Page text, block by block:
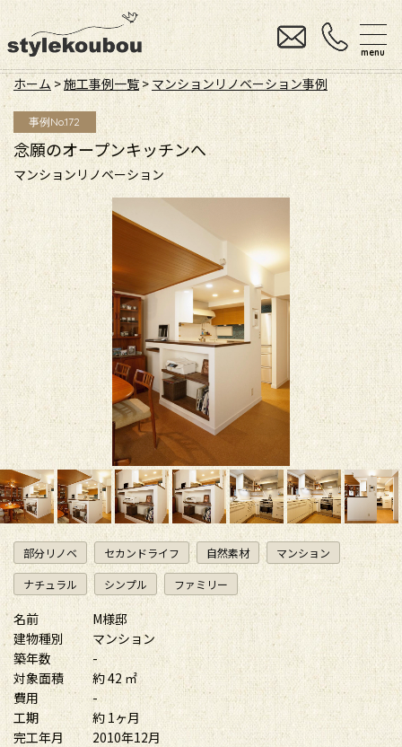
menu
ホーム >施工事例一覧> マンションリノベーション事例
事例No.172
念願のオープンキッチンへ
マンションリノベーション
部分リノベ セカンドライフ 自然素材 マンション
ナチュラル シンプル ファミリー
名前
M様邸
建物種別
マンション
築年数
-
対象面積
約 42 ㎡
費用
-
工期
約 1ヶ月
完工年月
2010年12月